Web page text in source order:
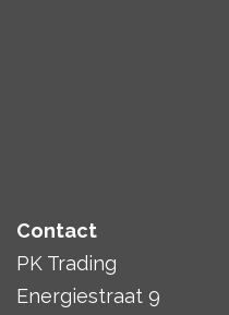
Contact
PK Trading
Energiestraat 9